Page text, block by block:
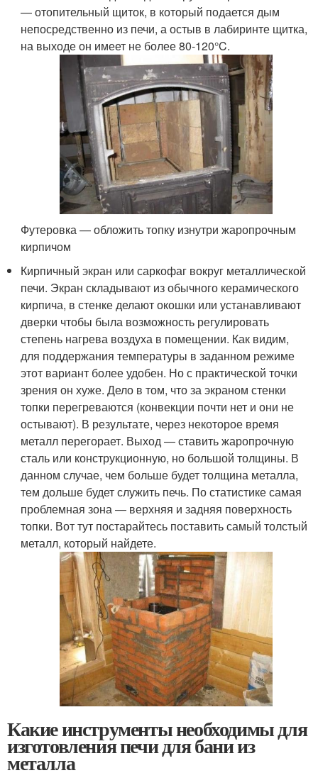
— отопительный щиток, в который подается дым
непосредственно из печи, а остыв в лабиринте щитка,
на выходе он имеет не более 80-120°C.
Футеровка — обложить топку изнутри жаропрочным
кирпичом
Кирпичный экран или саркофаг вокруг металлической
печи. Экран складывают из обычного керамического
кирпича, в стенке делают окошки или устанавливают
дверки чтобы была возможность регулировать
степень нагрева воздуха в помещении. Как видим,
для поддержания температуры в заданном режиме
этот вариант более удобен. Но с практической точки
зрения он хуже. Дело в том, что за экраном стенки
топки перегреваются (конвекции почти нет и они не
остывают). В результате, через некоторое время
металл перегорает. Выход — ставить жаропрочную
сталь или конструкционную, но большой толщины. В
данном случае, чем больше будет толщина металла,
тем дольше будет служить печь. По статистике самая
проблемная зона — верхняя и задняя поверхность
топки. Вот тут постарайтесь поставить самый толстый
металл, который найдете.
Какие инструменты необходимы для
изготовления печи для бани из
металла